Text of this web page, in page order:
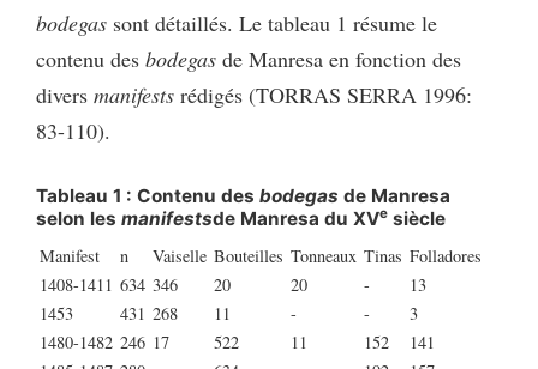
bodegas sont détaillés. Le tableau 1 résume le
contenu des bodegas de Manresa en fonction des
divers manifests rédigés (TORRAS SERRA 1996:
83-110).
Tableau 1 : Contenu des bodegas de Manresa
selon les manifestsde Manresa du XVe siècle
Manifest
n Vaiselle Bouteilles Tonneaux Tinas Folladores
1408-1411 634 346 20 20 -
13
1453
431 268 11 - -
3
1480-1482 246 17 522 11 152
141